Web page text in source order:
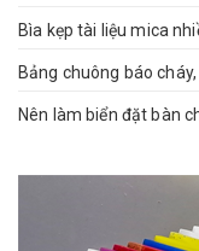
Bìa kẹp tài liệu mica
Bảng chuông báo
Nên làm biển đặt bàn